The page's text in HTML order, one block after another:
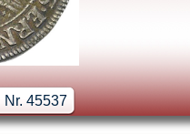
Nr. 45537